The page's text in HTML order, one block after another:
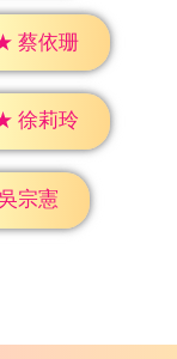
蔡依珊
徐莉玲
宗憲